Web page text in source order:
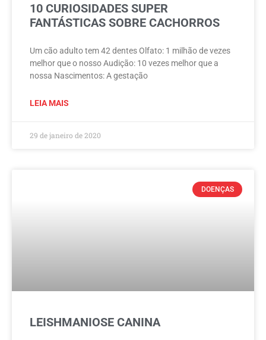
10 CURIOSIDADES SUPER
FANTÁSTICAS SOBRE CACHORROS
Um cão adulto tem 42 dentes Olfato: 1 milhão de vezes
melhor que o nosso Audição: 10 vezes melhor que a
nossa Nascimentos: A gestação
LEIA MAIS
29 de janeiro de 2020
DOENÇAS
LEISHMANIOSE CANINA